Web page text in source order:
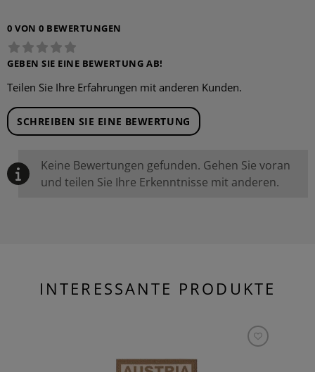
0 VON 0 BEWERTUNGEN
GEBEN SIE EINE BEWERTUNG AB!
Teilen Sie Ihre Erfahrungen mit anderen Kunden.
SCHREIBEN SIE EINE BEWERTUNG
Keine Bewertungen gefunden. Gehen Sie voran
und teilen Sie Ihre Erkenntnisse mit anderen.
INTERESSANTE PRODUKTE